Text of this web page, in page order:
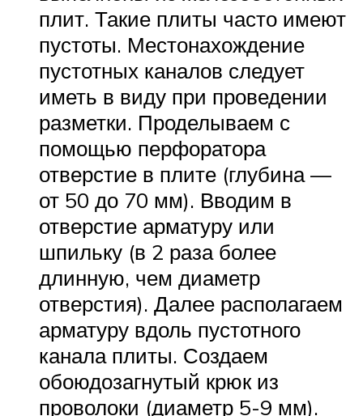
плит. Такие плиты часто имеют
пустоты. Местонахождение
пустотных каналов следует
иметь в виду при проведении
разметки. Проделываем с
помощью перфоратора
отверстие в плите (глубина —
от 50 до 70 мм). Вводим в
отверстие арматуру или
шпильку (в 2 раза более
длинную, чем диаметр
отверстия). Далее располагаем
арматуру вдоль пустотного
канала плиты. Создаем
обоюдозагнутый крюк из
проволоки (диаметр 5-9 мм).